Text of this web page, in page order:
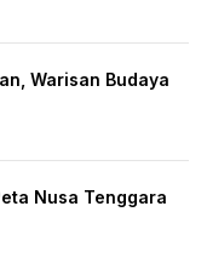
Warisan Budaya
Nusa Tenggara